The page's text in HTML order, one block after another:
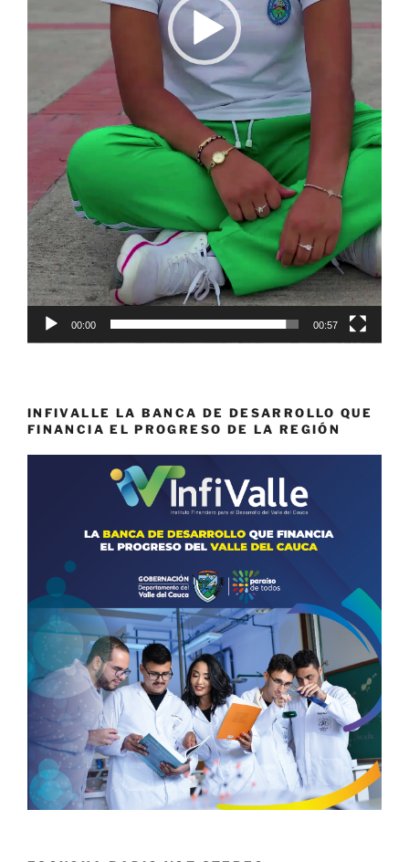
00:00 00:57
INFIVALLE LA BANCA DE DESARROLLO QUE
FINANCIA EL PROGRESO DE LA REGIÓN